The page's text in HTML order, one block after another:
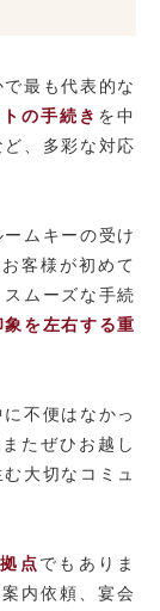
最も代表的な
の手続き を中
、多彩な対応
ムキーの受け
客様が初めて
ムーズな手続
を左右する重
不便はなかっ
たぜひお越し
大切なコミュ
点でもありま
内依頼、宴会